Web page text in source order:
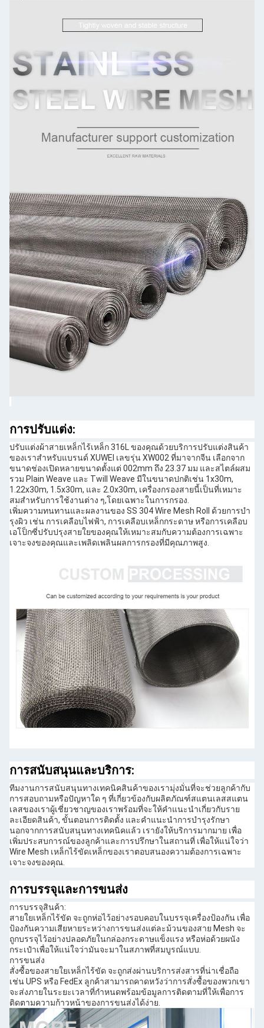
การปรับแต่ง:
ปรับแต่งผ้าสายเหล็กไร้เหล็ก 316L ของคุณด้วยบริการปรับแต่งสินค้า
ของเราสําหรับแบรนด์ XUWEI เลขรุ่น XW002 ที่มาจากจีน เลือกจาก
ขนาดช่องเปิดหลายขนาดตั้งแต่ 002mm ถึง 23.37 มม และสไตล์ผสม
รวม Plain Weave และ Twill Weave มีในขนาดปกติเช่น 1x30m,
1.22x30m, 1.5x30m, และ 2.0x30m, เครื่องกรองสายนี้เป็นที่เหมาะ
สมสําหรับการใช้งานต่าง ๆ,โดยเฉพาะในการกรอง.
เพิ่มความทนทานและผลงานของ SS 304 Wire Mesh Roll ด้วยการบํา
รุงผิว เช่น การเคลือบไฟฟ้า, การเคลือบเหล็กกระดาษ หรือการเคลือบ
เอโป็กซี่ปรับปรุงสายใยของคุณให้เหมาะสมกับความต้องการเฉพาะ
เจาะจงของคุณและเพลิดเพลินผลการกรองที่มีคุณภาพสูง.
การสนับสนุนและบริการ:
ทีมงานการสนับสนุนทางเทคนิคสินค้าของเรามุ่งมั่นที่จะช่วยลูกค้ากับ
การสอบถามหรือปัญหาใด ๆ ที่เกี่ยวข้องกับผลิตภัณฑ์สแตนเลสสแตน
เลสของเราผู้เชี่ยวชาญของเราพร้อมที่จะให้คําแนะนําเกี่ยวกับราย
ละเอียดสินค้า, ขั้นตอนการติดตั้ง และคําแนะนําการบํารุงรักษา
นอกจากการสนับสนุนทางเทคนิคแล้ว เรายังให้บริการมากมาย เพื่อ
เพิ่มประสบการณ์ของลูกค้าและการปรึกษาในสถานที่ เพื่อให้แน่ใจว่า
Wire Mesh เหล็กไร้ขัดเหล็กของเราตอบสนองความต้องการเฉพาะ
เจาะจงของคุณ.
การบรรจุและการขนส่ง
การบรรจุสินค้า:
สายใยเหล็กไร้ขัด จะถูกห่อไว้อย่างรอบคอบในบรรจุเครื่องป้องกัน เพื่อ
ป้องกันความเสียหายระหว่างการขนส่งแต่ละม้วนของสาย Mesh จะ
ถูกบรรจุไว้อย่างปลอดภัยในกล่องกระดาษแข็งแรง หรือห่อด้วยผนัง
กระเป๋าเพื่อให้แน่ใจว่ามันจะมาในสภาพที่สมบูรณ์แบบ.
การขนส่ง
สั่งซื้อของสายใยเหล็กไร้ขัด จะถูกส่งผ่านบริการส่งสารที่น่าเชื่อถือ
เช่น UPS หรือ FedEx ลูกค้าสามารถคาดหวังว่าการสั่งซื้อของพวกเขา
จะส่งภายในระยะเวลาที่กําหนดพร้อมข้อมูลการติดตามที่ให้เพื่อการ
ติดตามความก้าวหน้าของการขนส่งได้ง่าย.